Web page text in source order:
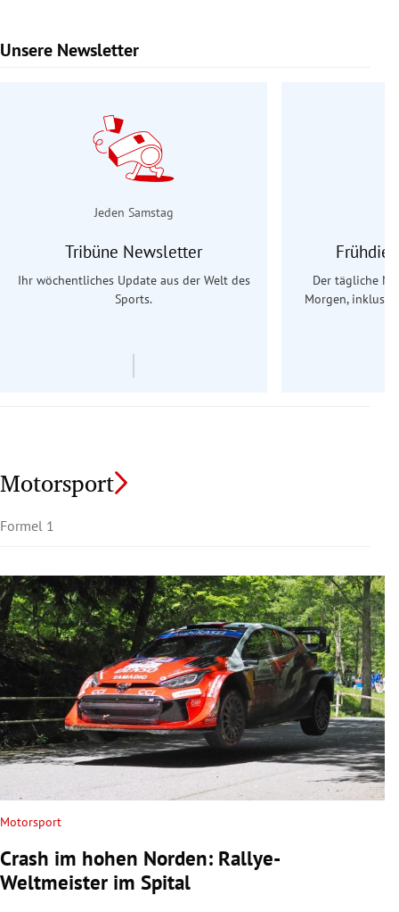
Unsere Newsletter
Slide 1 von 9
Jeden Samstag
Tribüne Newsletter
Ihr wöchentliches Update aus der Welt des
Sports.
Der tägliche
Morgen,
Motorsport
Formel 1
Motorsport
Crash im hohen Norden: Rallye-
Weltmeister im Spital